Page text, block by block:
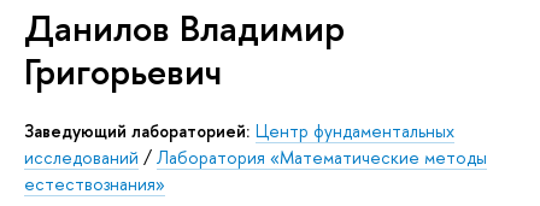
Данилов Владимир
Григорьевич
Заведующий лабораторией: Центр фундаментальных
исследований / Лаборатория «Математические методы
естествознания»